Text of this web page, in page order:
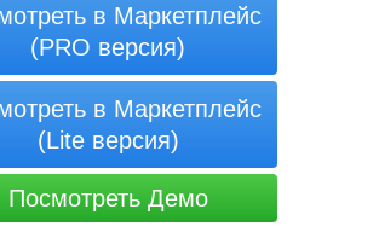
в Маркетплейс
(PRO версия)
в Маркетплейс
(Lite версия)
Посмотреть Демо